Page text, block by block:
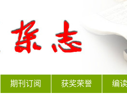
期刊订阅 获奖荣誉 编